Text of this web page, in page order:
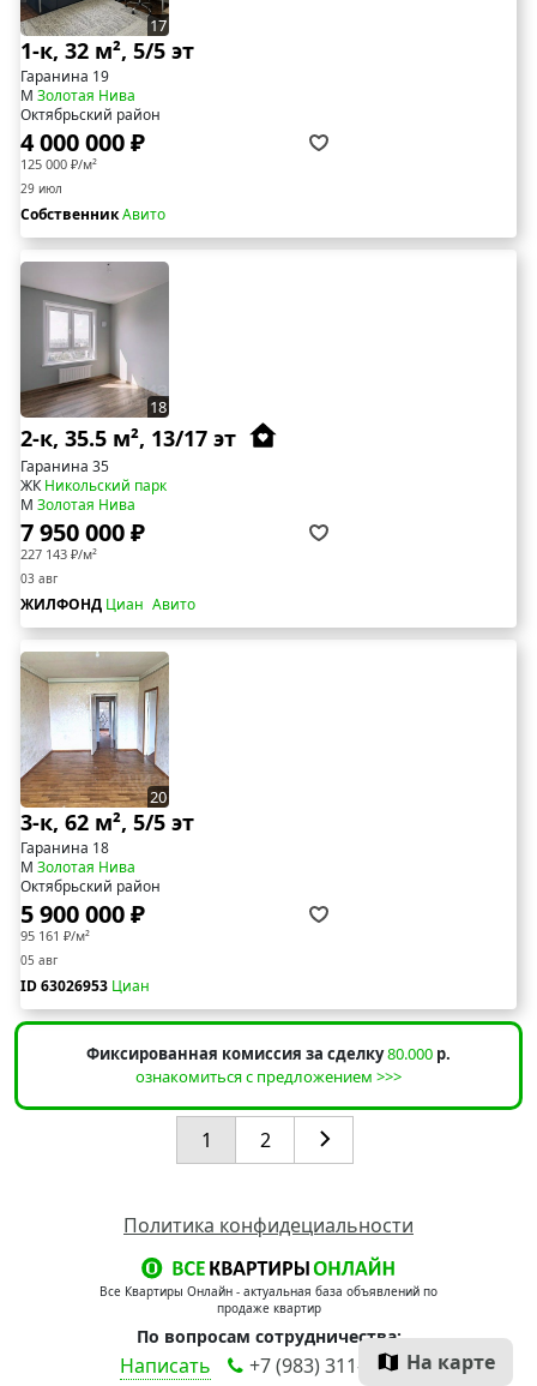
На карте
17
1-к, 32 м², 5/5 эт
Гаранина 19
М Золотая Нива
Октябрьский район
4 000 000 ₽
125 000 ₽/м²
29 июл
СобственникАвито
18
2-к, 35.5 м², 13/17 эт
Гаранина 35
ЖКНикольский парк
М Золотая Нива
7 950 000 ₽
227 143 ₽/м²
03 авг
ЖИЛФОНД Циан Авито
20
3-к, 62 м², 5/5 эт
Гаранина 18
М Золотая Нива
Октябрьский район
5 900 000 ₽
95 161 ₽/м²
05 авг
ID 63026953 Циан
Фиксированная комиссия за сделку80.000 р.
ознакомиться с предложением >>>
1 2
Политика конфидециальности
Все Квартиры Онлайн - актуальная база объявлений по
продаже квартир
По вопросам сотрудничества:
Написать +7 (983) 311-90-00